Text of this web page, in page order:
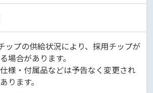
ップの供給状況により、採用チップが
場合があります。
様・付属品などは予告なく変更され
ります。